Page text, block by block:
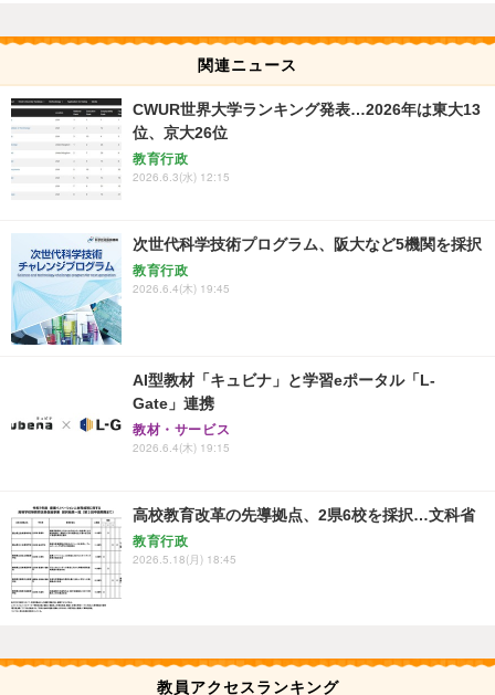
関連ニュース
CWUR世界大学ランキング発表…2026年は東大13
位、京大26位
教育行政
2026.6.3(水) 12:15
次世代科学技術プログラム、阪大など5機関を採択
教育行政
2026.6.4(木) 19:45
AI型教材「キュビナ」と学習eポータル「L-
Gate」連携
教材・サービス
2026.6.4(木) 19:15
高校教育改革の先導拠点、2県6校を採択…文科省
教育行政
2026.5.18(月) 18:45
教員アクセスランキング